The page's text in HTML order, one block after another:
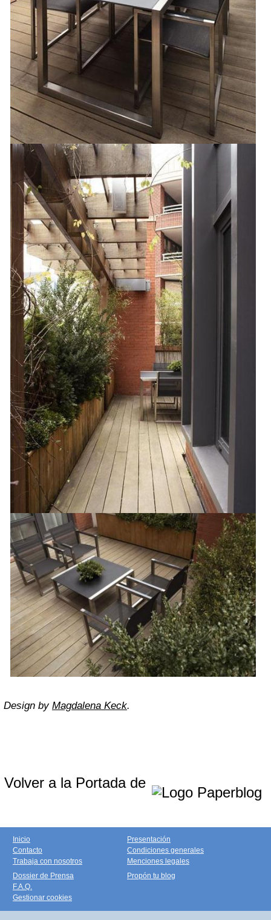
Design by Magdalena Keck.
Volver a la Portada de
Inicio
Contacto
Trabaja con nosotros
Presentación
Condiciones generales
Menciones legales
Dossier de Prensa
F.A.Q.
Gestionar cookies
Propón tu blog